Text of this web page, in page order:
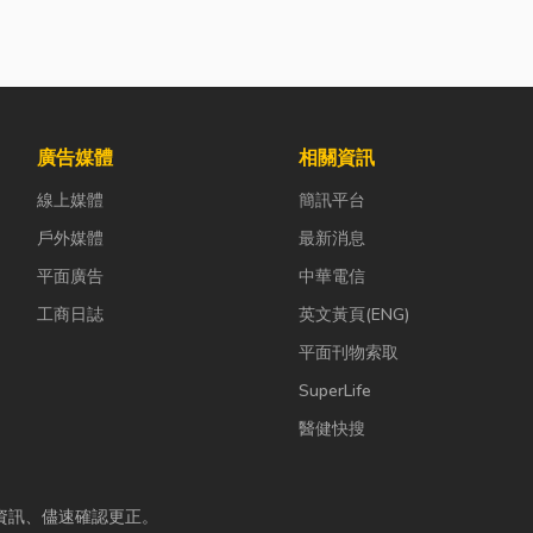
廣告媒體
線上媒體
戶外媒體
平面廣告
工商日誌
相關資訊
簡訊平台
最新消息
中華電信
英文黃頁(ENG)
平面刊物索取
SuperLife
醫健快搜
、儘速確認更正。